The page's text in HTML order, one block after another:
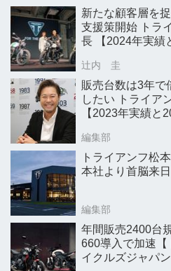
新たな顧客層を
支援策開始 トラ
長 【2024年実績
辻内 圭
販売台数は3年
したい トライ
【2023年実績と
編集部
トライアンフ松
本社より首脳来日
編集部
年間販売2400台
660導入で加速【
イクルズジャパン